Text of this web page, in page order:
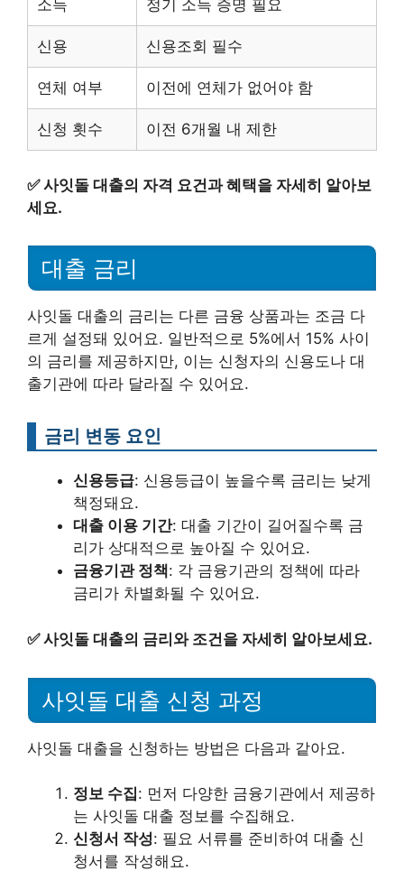
소득 정기 소득 증명 필요
신용 신용조회 필수
연체 여부 이전에 연체가 없어야 함
신청 횟수 이전 6개월 내 제한
✅사잇돌 대출의 자격 요건과 혜택을 자세히 알아보
세요.
대출 금리
사잇돌 대출의 금리는 다른 금융 상품과는 조금 다
르게 설정돼 있어요. 일반적으로 5%에서 15% 사이
의 금리를 제공하지만, 이는 신청자의 신용도나 대
출기관에 따라 달라질 수 있어요.
금리 변동 요인
신용등급: 신용등급이 높을수록 금리는 낮게
책정돼요.
대출 이용 기간: 대출 기간이 길어질수록 금
리가 상대적으로 높아질 수 있어요.
금융기관 정책: 각 금융기관의 정책에 따라
금리가 차별화될 수 있어요.
✅사잇돌 대출의 금리와 조건을 자세히 알아보세요.
사잇돌 대출 신청 과정
사잇돌 대출을 신청하는 방법은 다음과 같아요.
정보 수집: 먼저 다양한 금융기관에서 제공하
는 사잇돌 대출 정보를 수집해요.
신청서 작성: 필요 서류를 준비하여 대출 신
청서를 작성해요.